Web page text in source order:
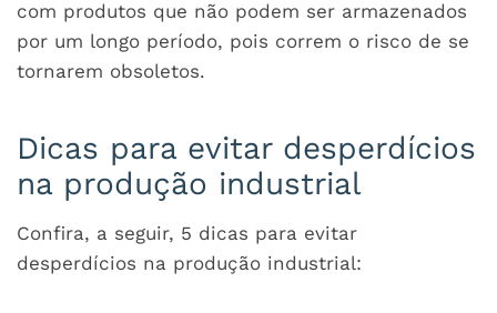
com produtos que não podem ser armazenados
por um longo período, pois correm o risco de se
tornarem obsoletos.
Dicas para evitar desperdícios
na produção industrial
Confira, a seguir, 5 dicas para evitar
desperdícios na produção industrial: